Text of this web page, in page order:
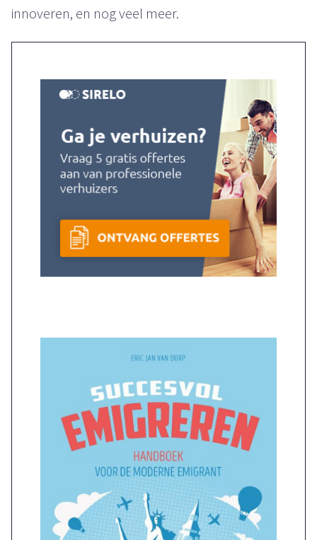
innoveren, en nog veel meer.